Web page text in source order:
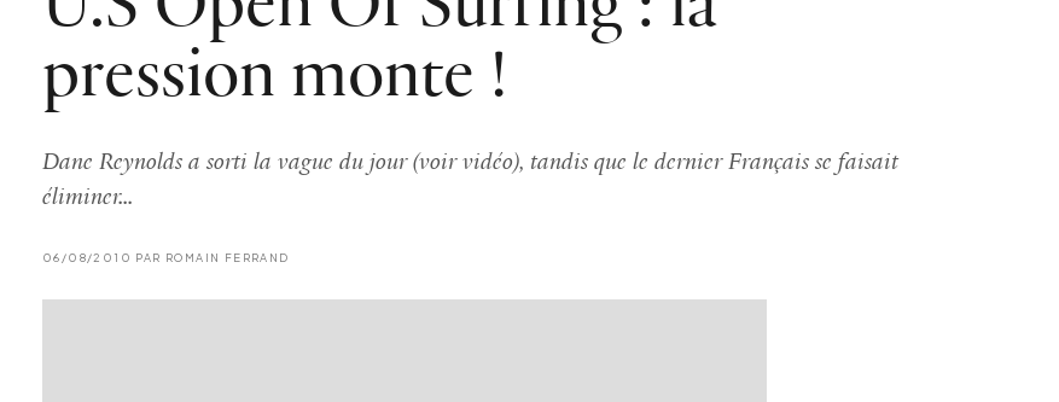
pression monte !
Dane Reynolds a sorti la vague du jour (voir vidéo), tandis que le dernier Français se faisait
éliminer...
06/08/2010 PAR ROMAIN FERRAND